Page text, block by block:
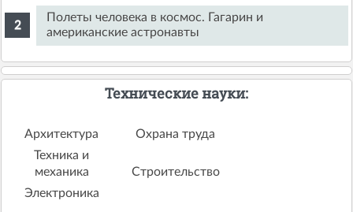
Полеты человека в космос. Гагарин и
американские астронавты
Технические науки:
Архитектура
Охрана труда
Техника и
механика
Строительство
Электроника